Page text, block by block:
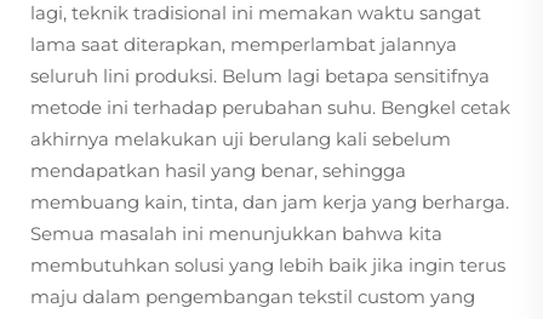
lagi, teknik tradisional ini memakan waktu sangat
lama saat diterapkan, memperlambat jalannya
seluruh lini produksi. Belum lagi betapa sensitifnya
metode ini terhadap perubahan suhu. Bengkel cetak
akhirnya melakukan uji berulang kali sebelum
mendapatkan hasil yang benar, sehingga
membuang kain, tinta, dan jam kerja yang berharga.
Semua masalah ini menunjukkan bahwa kita
membutuhkan solusi yang lebih baik jika ingin terus
maju dalam pengembangan tekstil custom yang